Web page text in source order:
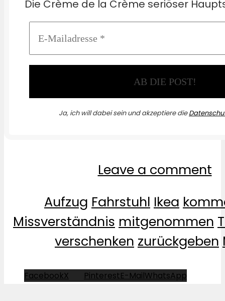
Die Crème de la Crème seriöser
Ja, ich will dabei sein und akzeptiere die
Leave a comment
Aufzug Fahrstuhl Ikea
Missverständnis mitgenommen
verschenken zurückgeben
FacebookX PinterestE-MailWhatsApp